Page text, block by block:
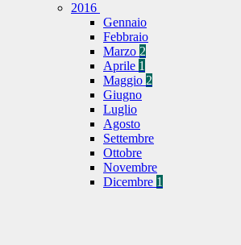
2016
Gennaio
Febbraio
Marzo 2
Aprile 1
Maggio 2
Giugno
Luglio
Agosto
Settembre
Ottobre
Novembre
Dicembre 1